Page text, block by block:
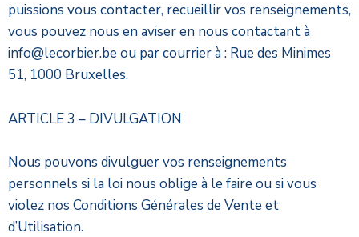
puissions vous contacter, recueillir vos renseignements,
vous pouvez nous en aviser en nous contactant à
info@lecorbier.be ou par courrier à : Rue des Minimes
51, 1000 Bruxelles.
ARTICLE 3 – DIVULGATION
Nous pouvons divulguer vos renseignements
personnels si la loi nous oblige à le faire ou si vous
violez nos Conditions Générales de Vente et
d’Utilisation.